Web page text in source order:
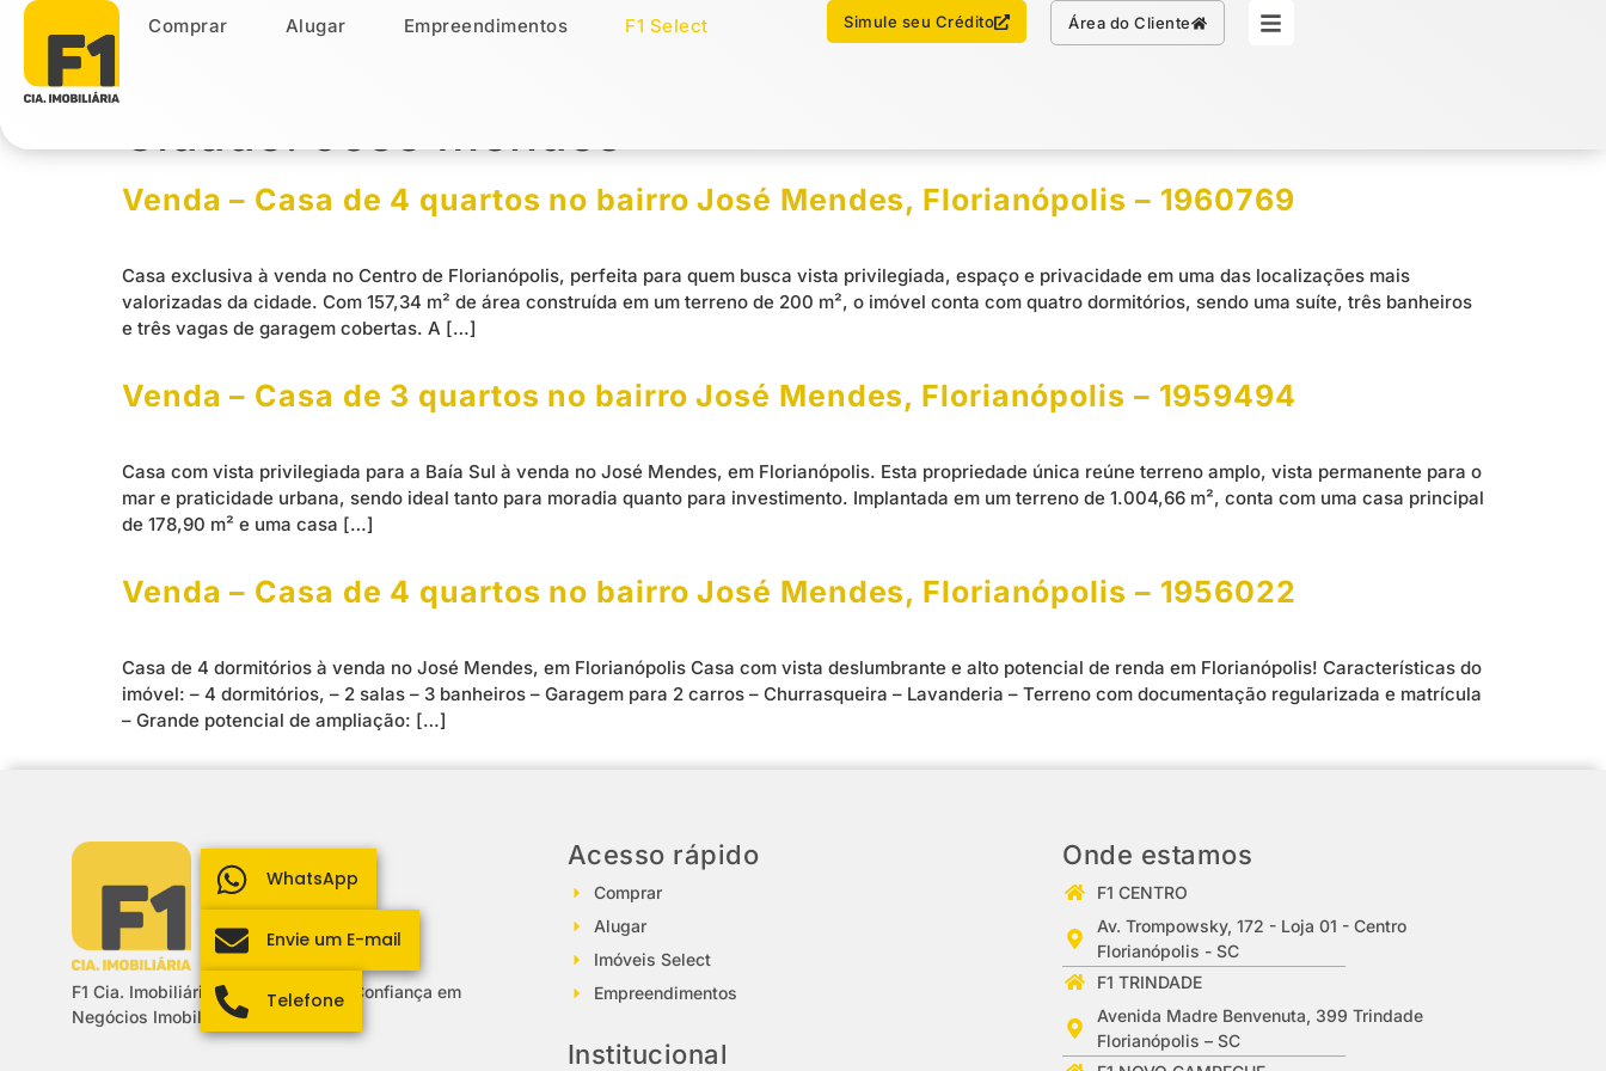
Comprar Alugar Empreendimentos F1 Select Simule seu Crédito Área do Cliente
Comprar Alugar Empreendimentos Imóveis Select
Chamar no WhatsApp Simule seu Crédito
Cidade:José Mendes
Venda – Casa de 4 quartos no bairro José Mendes, Florianópolis – 1960769
Casa exclusiva à venda no Centro de Florianópolis, perfeita para quem busca vista privilegiada, espaço e privacidade em uma das localizações mais
valorizadas da cidade. Com 157,34 m² de área construída em um terreno de 200 m², o imóvel conta com quatro dormitórios, sendo uma suíte, três banheiros
e três vagas de garagem cobertas. A […]
Venda – Casa de 3 quartos no bairro José Mendes, Florianópolis – 1959494
Casa com vista privilegiada para a Baía Sul à venda no José Mendes, em Florianópolis. Esta propriedade única reúne terreno amplo, vista permanente para o
mar e praticidade urbana, sendo ideal tanto para moradia quanto para investimento. Implantada em um terreno de 1.004,66 m², conta com uma casa principal
de 178,90 m² e uma casa […]
Venda – Casa de 4 quartos no bairro José Mendes, Florianópolis – 1956022
Casa de 4 dormitórios à venda no José Mendes, em Florianópolis Casa com vista deslumbrante e alto potencial de renda em Florianópolis! Características do
imóvel: – 4 dormitórios, – 2 salas – 3 banheiros – Garagem para 2 carros – Churrasqueira – Lavanderia – Terreno com documentação regularizada e matrícula
– Grande potencial de ampliação: […]
F1 Cia. Imobiliária: Sua Parceira de Confiança em
Negócios Imobiliários.
Acesso rápido
Comprar
Alugar
Imóveis Select
Empreendimentos
Institucional
Onde estamos
F1 CENTRO
Av. Trompowsky, 172 - Loja 01 - Centro
Florianópolis - SC
F1 TRINDADE
Avenida Madre Benvenuta, 399 Trindade
Florianópolis – SC
WhatsApp
Envie um E-mail
Telefone